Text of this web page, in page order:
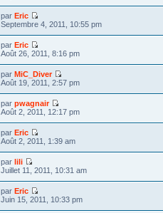
parEric
Septembre 4, 2011, 10:55 pm
parEric
Août 26, 2011, 8:16 pm
parMiC_Diver
Août 19, 2011, 2:57 pm
parpwagnair
Août 2, 2011, 12:17 pm
parEric
Août 2, 2011, 1:39 am
parlili
Juillet 11, 2011, 10:31 am
parEric
Juin 15, 2011, 10:33 pm